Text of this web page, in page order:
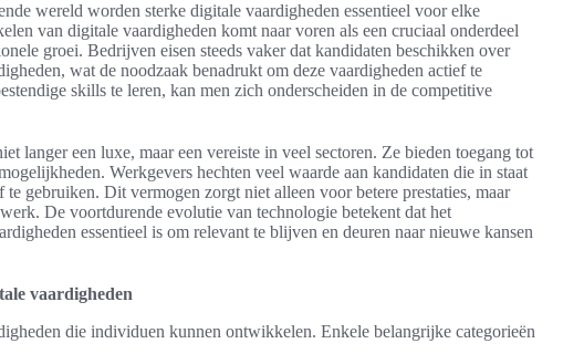
wereld worden sterke digitale vaardigheden essentieel voor elke
van digitale vaardigheden komt naar voren als een cruciaal onderdeel
groei. Bedrijven eisen steeds vaker dat kandidaten beschikken over
wat de noodzaak benadrukt om deze vaardigheden actief te
skills te leren, kan men zich onderscheiden in de competitive
langer een luxe, maar een vereiste in veel sectoren. Ze bieden toegang tot
Werkgevers hechten veel waarde aan kandidaten die in staat
gebruiken. Dit vermogen zorgt niet alleen voor betere prestaties, maar
De voortdurende evolutie van technologie betekent dat het
essentieel is om relevant te blijven en deuren naar nieuwe kansen
vaardigheden
die individuen kunnen ontwikkelen. Enkele belangrijke categorieën